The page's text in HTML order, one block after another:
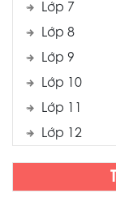
Lớp 7
Lớp 8
Lớp 9
Lớp 10
Lớp 11
Lớp 12